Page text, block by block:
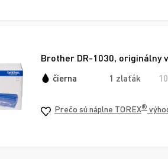
Brother DR-1030, originálny
čierna 1 zlaťák
Prečo sú náplne TOREX®